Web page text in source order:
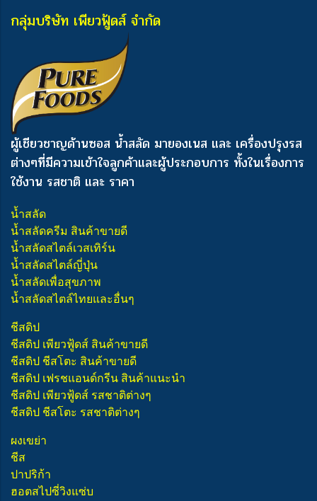
กลุ่มบริษัท เพียวฟู้ดส์ จำกัด
ผู้เชียวชาญด้านซอส น้ำสลัด มายองเนส และ เครื่องปรุงรส
ต่างๆที่มีความเข้าใจลูกค้าและผู้ประกอบการ ทั้งในเรื่องการ
ใช้งาน รสชาติ และ ราคา
น้ำสลัด
น้ำสลัดครีม สินค้าขายดี
น้ำสลัดสไตล์เวสเทิร์น
น้ำสลัดสไตล์ญี่ปุ่น
น้ำสลัดเพื่อสุขภาพ
น้ำสลัดสไตล์ไทยและอื่นๆ
ชีสดิป
ชีสดิป เพียวฟู้ดส์ สินค้าขายดี
ชีสดิป ชีสโตะ สินค้าขายดี
ชีสดิป เฟรชแอนด์กรีน สินค้าแนะนำ
ชีสดิป เพียวฟู้ดส์ รสชาติต่างๆ
ชีสดิป ชีสโตะ รสชาติต่างๆ
ผงเขย่า
ชีส
ปาปริก้า
ฮอตสไปซี่วิงแซ่บ